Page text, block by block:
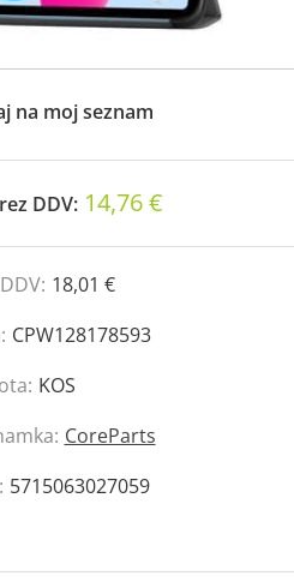
na moj seznam
DDV: 14,76 €
18,01 €
CPW128178593
KOS
CoreParts
5715063027059